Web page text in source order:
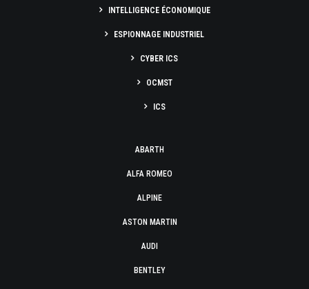
INTELLIGENCE ÉCONOMIQUE
ESPIONNAGE INDUSTRIEL
CYBER ICS
OCMST
ICS
ABARTH
ALFA ROMEO
ALPINE
ASTON MARTIN
AUDI
BENTLEY